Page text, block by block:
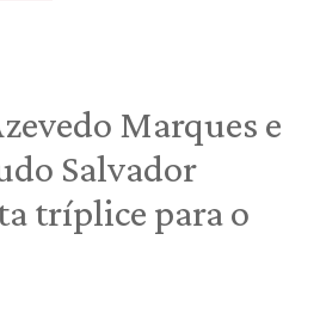
Marques e
Salvador
tríplice para o